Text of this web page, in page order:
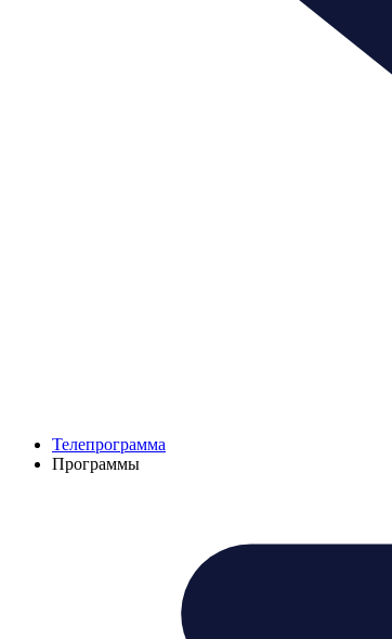
Телепрограмма
Программы